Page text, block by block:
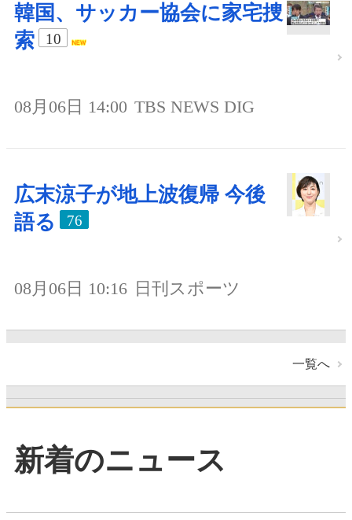
韓国、サッカー協会に家宅捜
索
10
08月06日 14:00 TBS NEWS DIG
広末涼子が地上波復帰 今後
語る
76
08月06日 10:16 日刊スポーツ
一覧へ
新着のニュース